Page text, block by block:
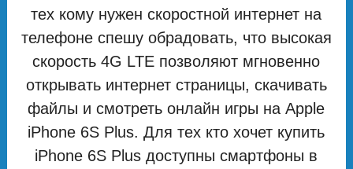
тех кому нужен скоростной интернет на
телефоне спешу обрадовать, что высокая
скорость 4G LTE позволяют мгновенно
открывать интернет страницы, скачивать
файлы и смотреть онлайн игры на Apple
iPhone 6S Plus. Для тех кто хочет купить
iPhone 6S Plus доступны смартфоны в